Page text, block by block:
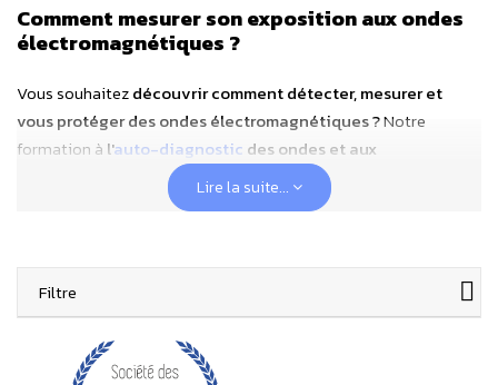
Comment mesurer son exposition aux ondes
électromagnétiques ?
Vous souhaitezdécouvrir comment détecter, mesurer et
vous protéger des ondes électromagnétiques ?Notre
formation à l'auto-diagnostic des ondes et aux
indispensables de l'hygiène électromagnétique
pour vous ! Vous y découvrirez l'essentiel de ce qu'il faut savoir
des ondes électromagnétiques et à la compréhension des
différentes sources de pollutions électromagnétiques sur
lesquelles vous pouvez agir localement.
Lire la suite...
Filtre